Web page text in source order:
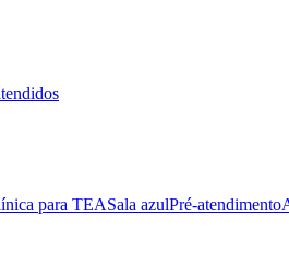
para TEASala azulPré-atendimento